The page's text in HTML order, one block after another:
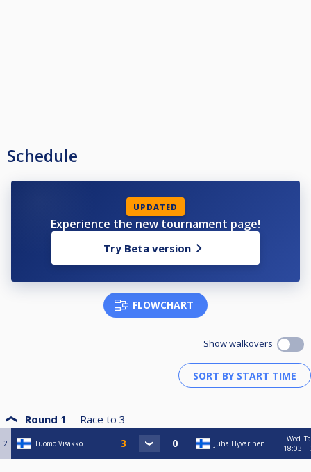
Schedule
UPDATED
Experience the new tournament page!
Try Beta version
FLOWCHART
Show walkovers
Round 1 Race to 3
2 Tuomo Visakko Juha Hyvärinen
Wed
18:03